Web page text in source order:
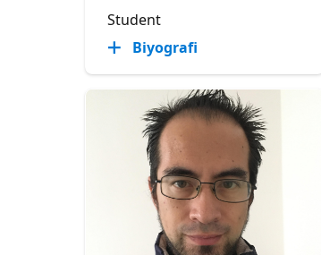
Student
Biyografi